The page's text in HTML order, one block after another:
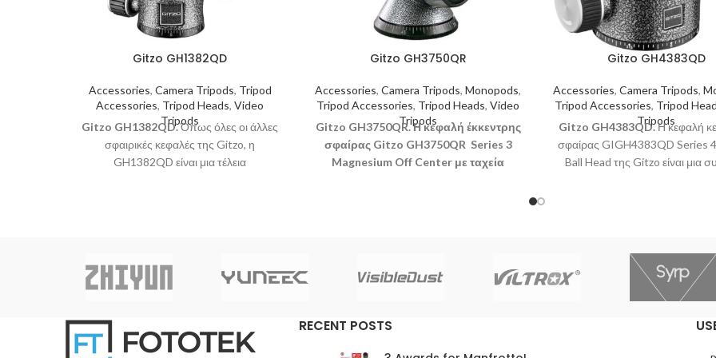
Gitzo GH1382QD
Accessories, Camera Tripods, Tripod
Accessories, Tripod Heads, Video
Tripods
Gitzo GH1382QD.Όπως όλες οι άλλες
σφαιρικές κεφαλές της Gitzo, η
GH1382QD είναι μια τέλεια
Gitzo GH3750QR
Accessories, Camera Tripods, Monopods,
Tripod Accessories, Tripod Heads, Video
Tripods
Gitzo GH3750QR. Η κεφαλή έκκεντρης
σφαίρας Gitzo GH3750QR Series 3
Magnesium Off Center με ταχεία
Gitzo GH4383QD
Accessories, Camera Tripods,
Tripod Accessories, Tripod
Tripods
Gitzo GH4383QD.Η κεφαλή
σφαίρας GIGH4383QD Series
Ball Head της Gitzo είναι μια
RECENT POSTS